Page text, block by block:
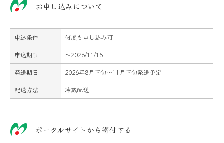
お申し込みについて
申込条件
何度も申し込み可
申込期日
～2026/11/15
発送期日
2026年8月下旬～11月下旬発送予定
配送方法
冷蔵配送
ポータルサイトから寄付する